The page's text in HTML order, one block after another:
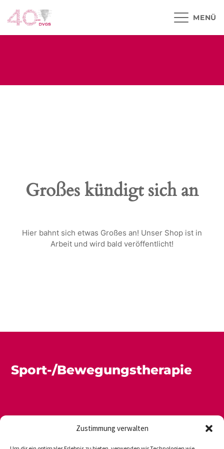
Zustimmung verwalten
Großes kündigt sich an
Hier bahnt sich etwas Großes an! Unser Shop ist in
Arbeit und wird bald veröffentlicht!
Sport-/Bewegungstherapie
MENÜ